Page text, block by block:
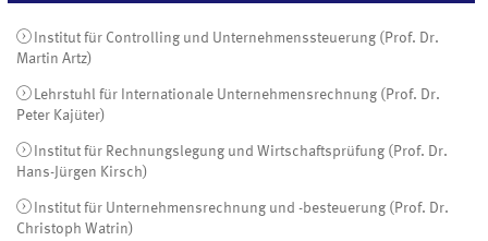
Institut für Controlling und Unternehmenssteuerung (Prof. Dr.
Martin Artz)
Lehrstuhl für Internationale Unternehmensrechnung (Prof. Dr.
Peter Kajüter)
Institut für Rechnungslegung und Wirtschaftsprüfung (Prof. Dr.
Hans-Jürgen Kirsch)
Institut für Unternehmensrechnung und -besteuerung (Prof. Dr.
Christoph Watrin)